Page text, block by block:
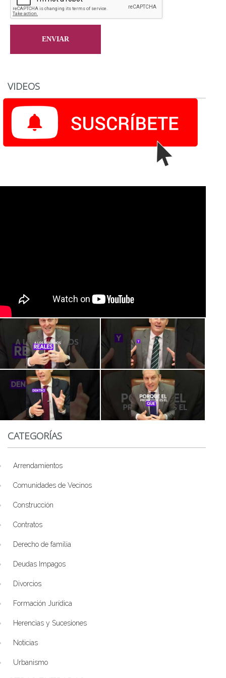
VIDEOS
CATEGORÍAS
Arrendamientos
Comunidades de Vecinos
Construcción
Contratos
Derecho de familia
Deudas Impagos
Divorcios
Formación Jurídica
Herencias y Sucesiones
Noticias
Urbanismo